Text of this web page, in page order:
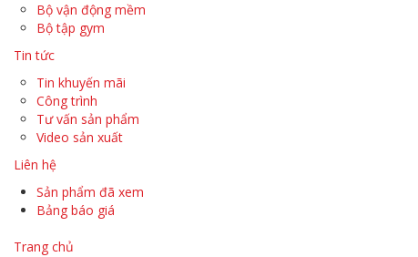
Bộ vận động mềm
Bộ tập gym
Tin tức
Tin khuyến mãi
Công trình
Tư vấn sản phẩm
Video sản xuất
Liên hệ
Sản phẩm đã xem
Bảng báo giá
Trang chủ